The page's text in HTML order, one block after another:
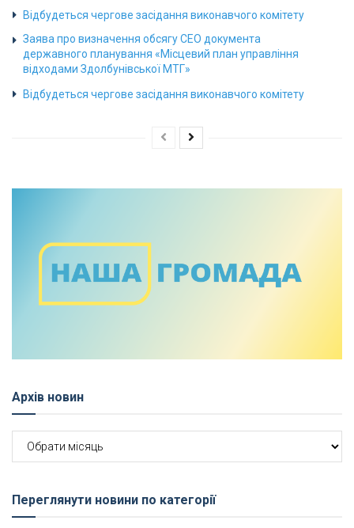
Відбудеться чергове засідання виконавчого комітету
Заява про визначення обсягу СЕО документа
державного планування «Місцевий план управління
відходами Здолбунівської МТГ»
Відбудеться чергове засідання виконавчого комітету
Архів новин
новин
Переглянути новини по категорії